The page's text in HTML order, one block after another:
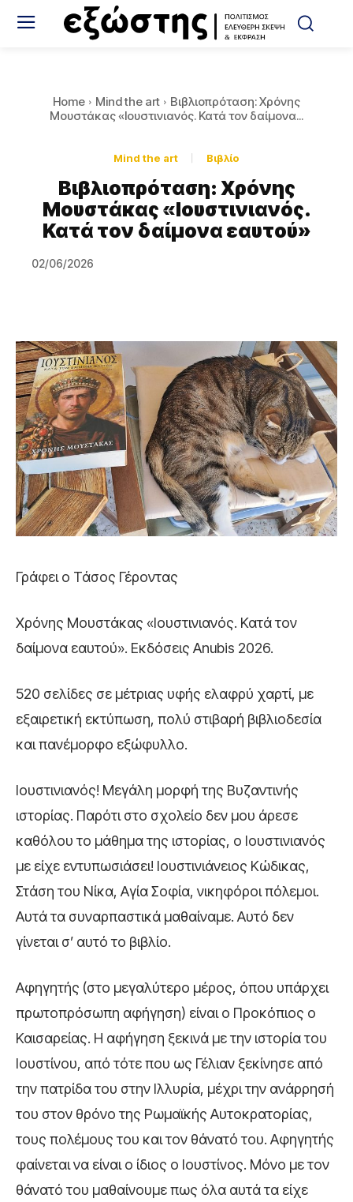
Home Mind the art
Βιβλιοπρόταση: Χρόνης
Μουστάκας «Ιουστινιανός. Κατά τον δαίμονα...
Mind the art Βιβλίο
Βιβλιοπρόταση: Χρόνης
Μουστάκας «Ιουστινιανός.
Κατά τον δαίμονα εαυτού»
02/06/2026
Γράφει ο Τάσος Γέροντας
Χρόνης Μουστάκας «Ιουστινιανός. Κατά τον
δαίμονα εαυτού». Εκδόσεις Anubis 2026.
520 σελίδες σε μέτριας υφής ελαφρύ χαρτί, με
εξαιρετική εκτύπωση, πολύ στιβαρή βιβλιοδεσία
και πανέμορφο εξώφυλλο.
Ιουστινιανός! Μεγάλη μορφή της Βυζαντινής
ιστορίας. Παρότι στο σχολείο δεν μου άρεσε
καθόλου το μάθημα της ιστορίας, ο Ιουστινιανός
με είχε εντυπωσιάσει! Ιουστινιάνειος Κώδικας,
Στάση του Νίκα, Αγία Σοφία, νικηφόροι πόλεμοι.
Αυτά τα συναρπαστικά μαθαίναμε. Αυτό δεν
γίνεται σ’ αυτό το βιβλίο.
Αφηγητής (στο μεγαλύτερο μέρος, όπου υπάρχει
πρωτοπρόσωπη αφήγηση) είναι ο Προκόπιος ο
Καισαρείας. Η αφήγηση ξεκινά με την ιστορία του
Ιουστίνου, από τότε που ως Γέλιαν ξεκίνησε από
την πατρίδα του στην Ιλλυρία, μέχρι την ανάρρησή
του στον θρόνο της Ρωμαϊκής Αυτοκρατορίας,
τους πολέμους του και τον θάνατό του. Αφηγητής
φαίνεται να είναι ο ίδιος ο Ιουστίνος. Μόνο με τον
θάνατό του μαθαίνουμε πως όλα αυτά τα είχε